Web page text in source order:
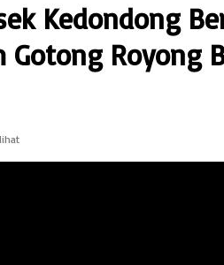
Kedondong
Gotong Royong